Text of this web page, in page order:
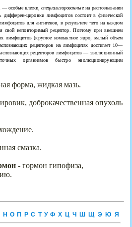
— особые клетки,специализирован­ныена распознавании
дифферен-цировки лимфоцитов состоит в физической
для антигенов, в результате чего на каждом
свой неповторимый рецептор. Поэтому при внешнем
лимфоцитов (круг­лое компактное ядро, малый объем
рецепторов на лимфоцитах достигает 10—
рецепторов лимфоцитов — эволю­ционный
организмов быстроэволюционирующим
форма, жидкая мазь.
доброкачественная опухоль
смазка.
- гормон гипофиза,
Н О П Р С Т У Ф Х Ц Ч Ш Щ Э Ю Я